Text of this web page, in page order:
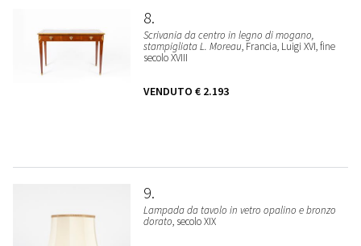
8
Scrivania da centro in legno di mogano,
stampigliata L. Moreau, Francia, Luigi XVI, fine
secolo XVIII
VENDUTO € 2.193
9
Lampada da tavolo in vetro opalino e bronzo
dorato, secolo XIX